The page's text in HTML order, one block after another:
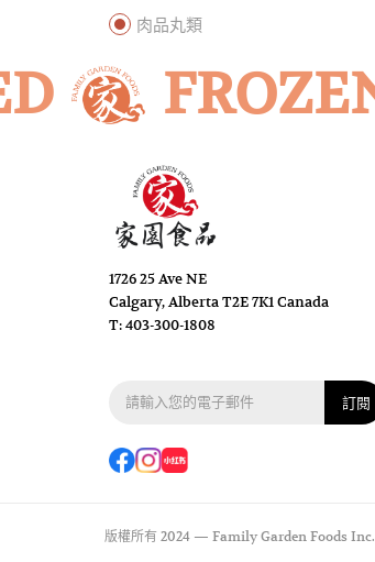
肉品丸類
1726 25 Ave NE
Calgary, Alberta T2E 7K1 Canada
T: 403-300-1808
訂閱
版權所有 2024 — Family Garden Foods Inc.